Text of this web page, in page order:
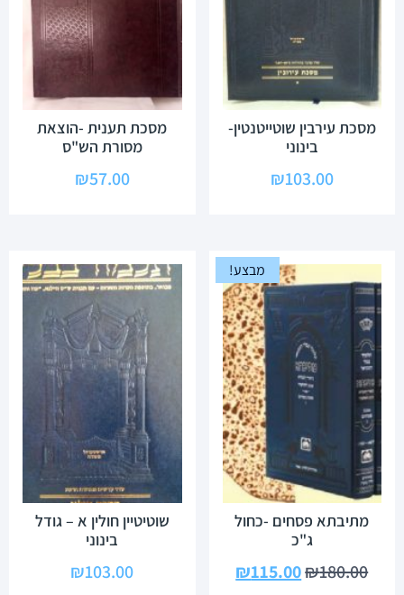
מסכת עירבין שוטייטנטין-
בינוני
₪103.00
מסכת תענית -הוצאת
מסורת הש"ס
₪57.00
מבצע!
מתיבתא פסחים -כחול
ג"כ
₪180.00
₪115.00
שוטיטיין חולין א – גודל
בינוני
₪103.00